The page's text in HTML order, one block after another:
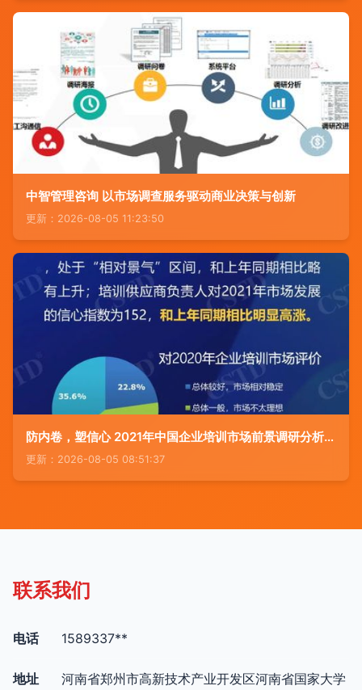
中智管理咨询 以市场调查服务驱动商业决策与创新
更新：2026-08-05 11:23:50
防内卷，塑信心 2021年中国企业培训市场前景调研分析报告
更新：2026-08-05 08:51:37
联系我们
电话 1589337**
地址
河南省郑州市高新技术产业开发区河南省国家大学